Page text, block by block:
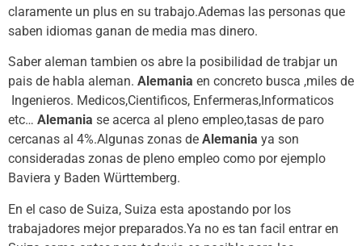
claramente un plus en su trabajo.Ademas las personas que
saben idiomas ganan de media mas dinero.
Saber aleman tambien os abre la posibilidad de trabjar un
pais de habla aleman. Alemania en concreto busca ,miles de
Ingenieros. Medicos,Cientificos, Enfermeras,Informaticos
etc… Alemania se acerca al pleno empleo,tasas de paro
cercanas al 4%.Algunas zonas de Alemania ya son
consideradas zonas de pleno empleo como por ejemplo
Baviera y Baden Württemberg.
En el caso de Suiza, Suiza esta apostando por los
trabajadores mejor preparados.Ya no es tan facil entrar en